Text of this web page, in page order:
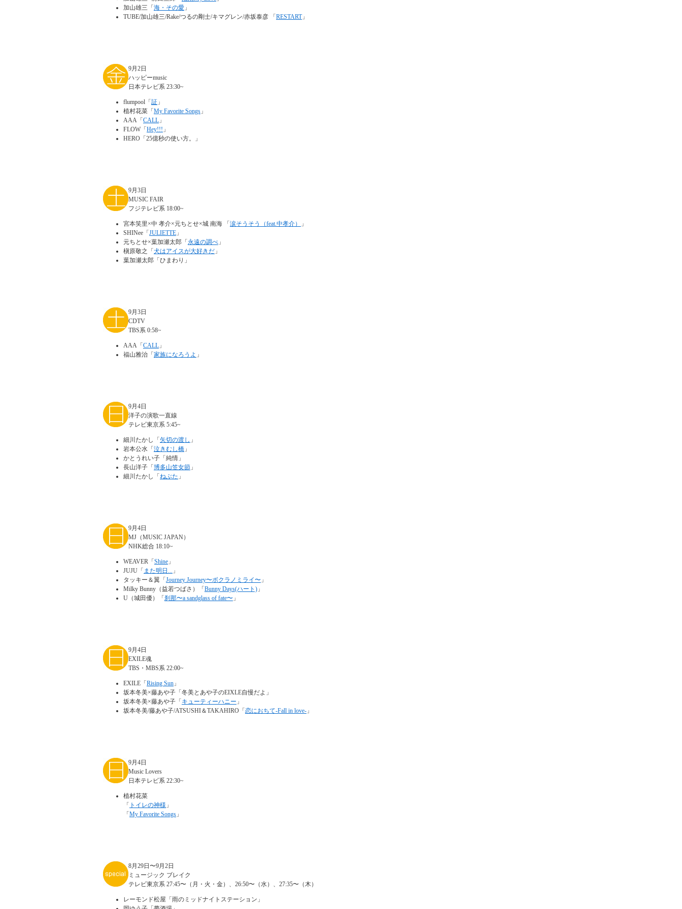
加山雄三「 海・その愛 」
TUBE/加山雄三/Rake/つるの剛士/キマグレン/赤坂泰彦 「 RESTART」
9月2日
ハッピーmusic
日本テレビ系 23:30~
flumpool「 証 」
植村花菜「 My Favorite Songs 」
AAA「 CALL 」
FLOW「 Hey!!! 」
HERO「25億秒の使い方。」
9月3日
MUSIC FAIR
フジテレビ系 18:00~
宮本笑里×中 孝介×元ちとせ×城 南海 「 涙そうそう（feat.中孝介）
」
SHINee「 JULIETTE 」
元ちとせ×葉加瀬太郎「 永遠の調べ 」
槇原敬之「 犬はアイスが大好きだ 」
葉加瀬太郎「ひまわり」
9月3日
CDTV
TBS系 0:58~
AAA「 CALL 」
福山雅治「 家族になろうよ 」
9月4日
洋子の演歌一直線
テレビ東京系 5:45~
細川たかし「 矢切の渡し 」
岩本公水「 泣きむし橋 」
かとうれい子「純情」
長山洋子「 博多山笠女節 」
細川たかし「 ねぶた 」
9月4日
MJ（MUSIC JAPAN）
NHK総合 18:10~
WEAVER「 Shine 」
JUJU「 また明日... 」
タッキー＆翼「 Journey Journey〜ボクラノミライ〜 」
Milky Bunny（益若つばさ）「 Bunny Days(ハート) 」
U（城田優）「 刹那〜a sandglass of fate〜 」
9月4日
EXILE魂
TBS・MBS系 22:00~
EXILE「 Rising Sun 」
坂本冬美×藤あや子「冬美とあや子のEIXLE自慢だよ」
坂本冬美×藤あや子「 キューティーハニー 」
坂本冬美/藤あや子/ATSUSHI＆TAKAHIRO「 恋におちて-Fall in love- 」
9月4日
Music Lovers
日本テレビ系 22:30~
植村花菜
「 トイレの神様 」
「 My Favorite Songs 」
8月29日〜9月2日
ミュージック ブレイク
テレビ東京系 27:45〜（月・火・金）、26:50〜（水）、27:35〜（木）
レーモンド松屋「雨のミッドナイトステーション」